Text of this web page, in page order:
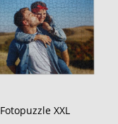
Fotopuzzle XXL